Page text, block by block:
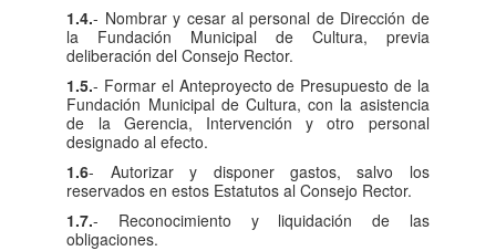
1.4.- Nombrar y cesar al personal de Dirección de
la Fundación Municipal de Cultura, previa
deliberación del Consejo Rector.
1.5.- Formar el Anteproyecto de Presupuesto de la
Fundación Municipal de Cultura, con la asistencia
de la Gerencia, Intervención y otro personal
designado al efecto.
1.6- Autorizar y disponer gastos, salvo los
reservados en estos Estatutos al Consejo Rector.
1.7.- Reconocimiento y liquidación de las
obligaciones.